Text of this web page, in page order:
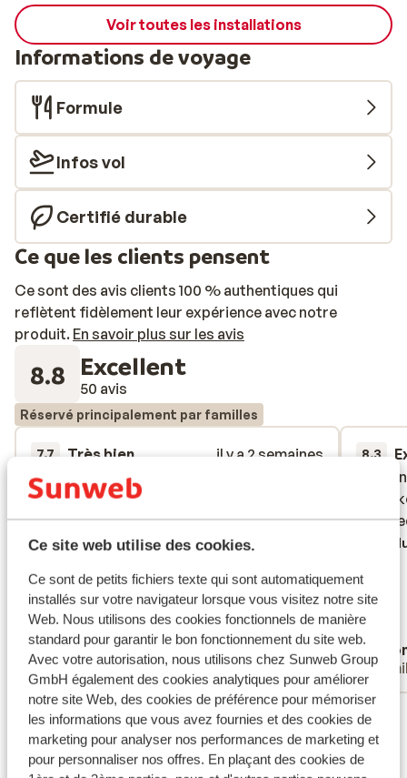
Ce site web utilise des cookies.
Ce sont de petits fichiers texte qui sont automatiquement
installés sur votre navigateur lorsque vous visitez notre site
Web. Nous utilisons des cookies fonctionnels de manière
standard pour garantir le bon fonctionnement du site web.
Avec votre autorisation, nous utilisons chez Sunweb Group
GmbH également des cookies analytiques pour améliorer
notre site Web, des cookies de préférence pour mémoriser
les informations que vous avez fournies et des cookies de
marketing pour analyser nos performances de marketing et
pour personnaliser nos offres. En plaçant des cookies de
Voir toutes les installations
Informations de voyage
Formule
Infos vol
Certifié durable
Ce que les clients pensent
Ce sont des avis clients 100 % authentiques qui
reflètent fidèlement leur expérience avec notre
produit. En savoir plus sur les avis
8.8 Excellent
50 avis
Réservé principalement par familles
7.7 Très bien
il y a 2 semaines
De accomodatie was wel top. Goede
locatie nabij het centrum van Corralejo.
Vriendelijk personeel. Alles was mooi
onderhouden en schoon. Het all inclusive
gegeven moment smaakt alles toch wel
hetzelfde ondanks de vele keuzes. Maar
zeker handig als je met vier pubers op pad
gaat en niet zelf wil koken. Iedere dag
leuke animatie en activiteiten rond het
zwembad en 's avonds bij de bar. Genoeg
te beleven in de omgeving.
De accomodatie was wel top. Goede
locatie nabij het centrum van Corralejo.
Vriendelijk personeel. Alles was mooi
onderhouden en schoon. Het all inclusive
gegeven moment smaakt alles toch wel
hetzelfde ondanks de vel...plus
Traduire en français (FR)
Jos
Familles
8.3
Te
rest
ging
Te
rest
ging
Voir tous les 50 avis
Emplacement